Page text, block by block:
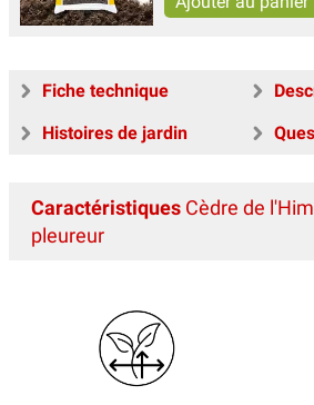
Fiche technique
Histoires de jardin
Caractéristiques Cèdre de
pleureur